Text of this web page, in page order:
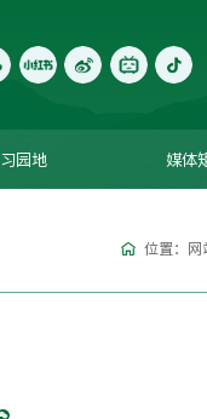
园地 媒体
位置： 网